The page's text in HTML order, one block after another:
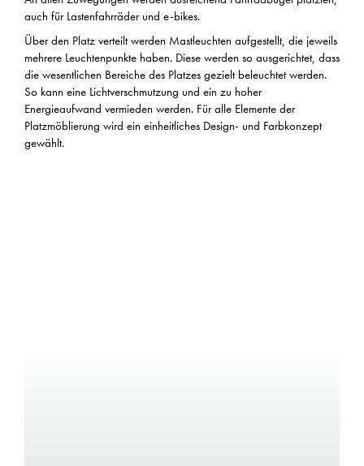
auch für Lastenfahrräder und e-bikes.
Über den Platz verteilt werden Mastleuchten aufgestellt, die jeweils
mehrere Leuchtenpunkte haben. Diese werden so ausgerichtet, dass
die wesentlichen Bereiche des Platzes gezielt beleuchtet werden.
So kann eine Lichtverschmutzung und ein zu hoher
Energieaufwand vermieden werden. Für alle Elemente der
Platzmöblierung wird ein einheitliches Design- und Farbkonzept
gewählt.